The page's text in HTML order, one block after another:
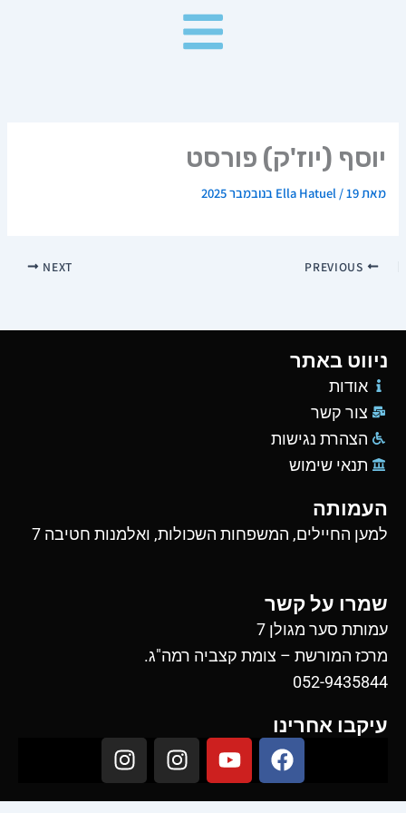
יוסף (יוז'ק) פורסט
מאת Ella Hatuel /19 בנובמבר 2025
NEXT
ניווט באתר
אודות
צור קשר
הצהרת נגישות
תנאי שימוש
העמותה
למען החיילים, המשפחות השכולות, ואלמנות חטיבה 7
שמרו על קשר
עמותת סער מגולן 7
מרכז המורשת – צומת קצביה רמה"ג.
052-9435844
עיקבו אחרינו
F
a
c
Y
o
u
I
n
s
I
n
s